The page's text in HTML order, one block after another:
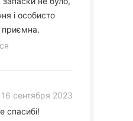
і особисто
приємна.
16 сентября 2023
спасибі!